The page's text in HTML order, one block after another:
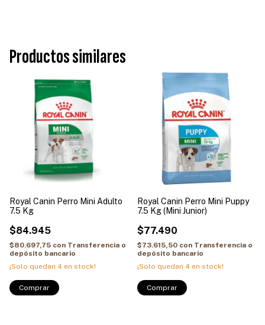
Productos similares
Royal Canin Perro Mini Adulto
7.5 Kg
$84.945
$80.697,75 con Transferencia o
depósito bancario
¡Solo quedan 4 en stock!
Comprar
Royal Canin Perro Mini Puppy
7.5 Kg (Mini Junior)
$77.490
$73.615,50 con Transferencia o
depósito bancario
¡Solo quedan 4 en stock!
Comprar